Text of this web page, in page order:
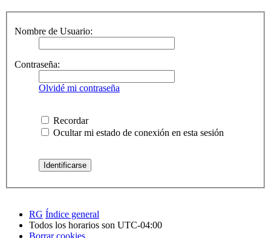
Nombre de Usuario:
Contraseña:
Olvidé mi contraseña
Recordar
Ocultar mi estado de conexión en esta sesión
RG Índice general
Todos los horarios son UTC-04:00
Borrar cookies